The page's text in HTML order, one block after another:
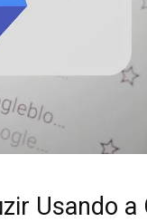
Usando a